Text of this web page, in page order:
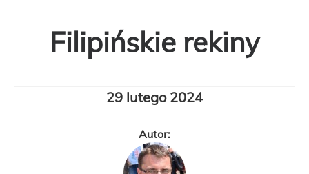
Filipińskie rekiny
29 lutego 2024
Autor: